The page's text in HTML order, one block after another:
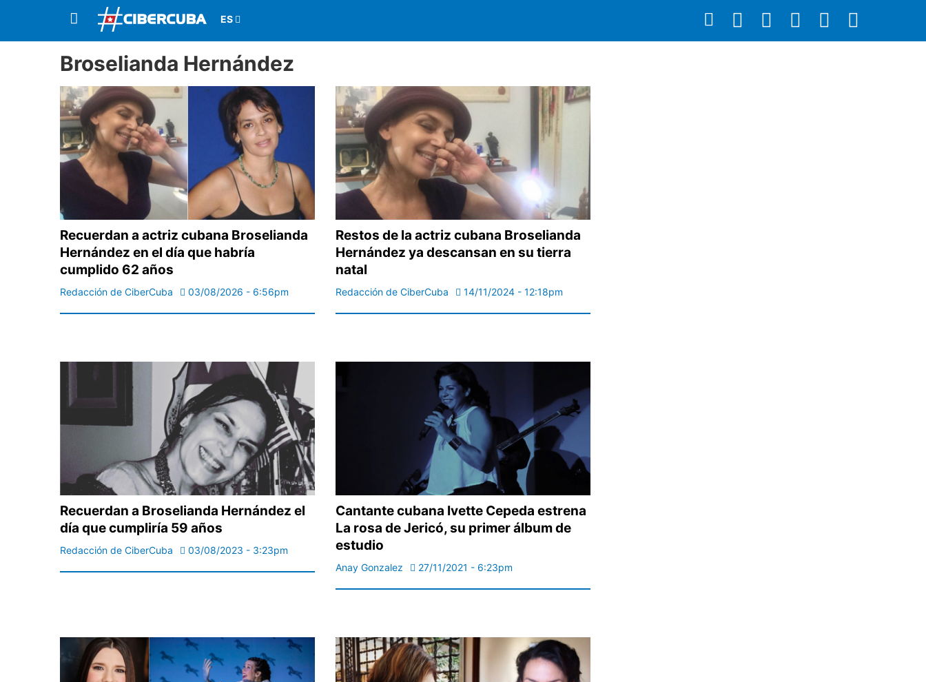
Broselianda Hernández
Recuerdan a actriz cubana Broselianda
Hernández en el día que habría
cumplido 62 años
Redacción de CiberCuba 03/08/2026 - 6:56pm
Restos de la actriz cubana Broselianda
Hernández ya descansan en su tierra
natal
Redacción de CiberCuba 14/11/2024 - 12:18pm
Recuerdan a Broselianda Hernández el
día que cumpliría 59 años
Redacción de CiberCuba 03/08/2023 - 3:23pm
Cantante cubana Ivette Cepeda estrena
La rosa de Jericó, su primer álbum de
estudio
Anay Gonzalez 27/11/2021 - 6:23pm